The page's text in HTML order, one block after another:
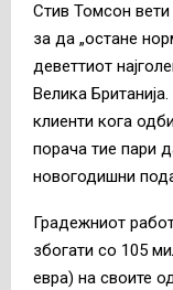
Стив Томсон вети
за да „остане
деветтиот
Велика
клиенти кога
порача тие пари
новогодишни
Градежниот
збогати со 105
евра) на своите